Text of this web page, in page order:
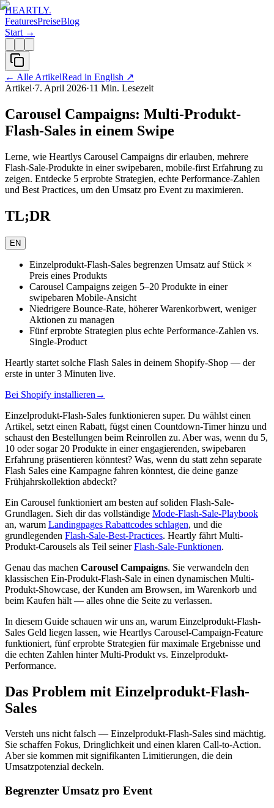
HEARTLY.
FeaturesPreiseBlog
Start →
← Alle ArtikelRead in English ↗
Artikel·7. April 2026·11 Min. Lesezeit
Carousel Campaigns: Multi-Produkt-
Flash-Sales in einem Swipe
Lerne, wie Heartlys Carousel Campaigns dir erlauben, mehrere
Flash-Sale-Produkte in einer swipebaren, mobile-first Erfahrung zu
zeigen. Entdecke 5 erprobte Strategien, echte Performance-Zahlen
und Best Practices, um den Umsatz pro Event zu maximieren.
TL;DR
EN
Einzelprodukt-Flash-Sales begrenzen Umsatz auf Stück ×
Preis eines Produkts
Carousel Campaigns zeigen 5–20 Produkte in einer
swipebaren Mobile-Ansicht
Niedrigere Bounce-Rate, höherer Warenkorbwert, weniger
Aktionen zu managen
Fünf erprobte Strategien plus echte Performance-Zahlen vs.
Single-Product
Heartly startet solche Flash Sales in deinem Shopify-Shop — der
erste in unter 3 Minuten live.
Bei Shopify installieren →
Einzelprodukt-Flash-Sales funktionieren super. Du wählst einen
Artikel, setzt einen Rabatt, fügst einen Countdown-Timer hinzu und
schaust den Bestellungen beim Reinrollen zu. Aber was, wenn du 5,
10 oder sogar 20 Produkte in einer engagierenden, swipebaren
Erfahrung präsentieren könntest? Was, wenn du statt zehn separate
Flash Sales eine Kampagne fahren könntest, die deine ganze
Frühjahrskollektion abdeckt?
Ein Carousel funktioniert am besten auf soliden Flash-Sale-
Grundlagen. Sieh dir das vollständige Mode-Flash-Sale-Playbook
an, warum Landingpages Rabattcodes schlagen, und die
grundlegenden Flash-Sale-Best-Practices. Heartly fährt Multi-
Produkt-Carousels als Teil seinerFlash-Sale-Funktionen.
Genau das machen Carousel Campaigns. Sie verwandeln den
klassischen Ein-Produkt-Flash-Sale in einen dynamischen Multi-
Produkt-Showcase, der Kunden am Browsen, im Warenkorb und
beim Kaufen hält — alles ohne die Seite zu verlassen.
In diesem Guide schauen wir uns an, warum Einzelprodukt-Flash-
Sales Geld liegen lassen, wie Heartlys Carousel-Campaign-Feature
funktioniert, fünf erprobte Strategien für maximale Ergebnisse und
die echten Zahlen hinter Multi-Produkt vs. Einzelprodukt-
Performance.
Das Problem mit Einzelprodukt-Flash-
Sales
Versteh uns nicht falsch — Einzelprodukt-Flash-Sales sind mächtig.
Sie schaffen Fokus, Dringlichkeit und einen klaren Call-to-Action.
Aber sie kommen mit signifikanten Limitierungen, die dein
Umsatzpotenzial deckeln.
Begrenzter Umsatz pro Event